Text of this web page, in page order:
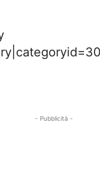
- Pubblicità -